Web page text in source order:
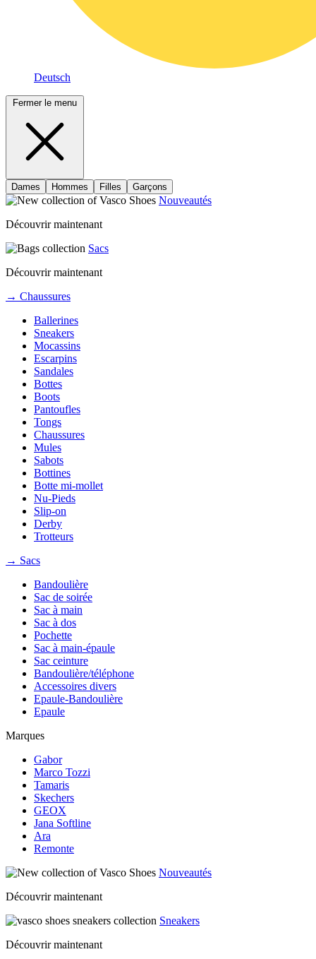
Deutsch
Fermer le menu
Dames Hommes Filles Garçons
Nouveautés
Découvrir maintenant
Sacs
Découvrir maintenant
→ Chaussures
Ballerines
Sneakers
Mocassins
Escarpins
Sandales
Bottes
Boots
Pantoufles
Tongs
Chaussures
Mules
Sabots
Bottines
Botte mi-mollet
Nu-Pieds
Slip-on
Derby
Trotteurs
→ Sacs
Bandoulière
Sac de soirée
Sac à main
Sac à dos
Pochette
Sac à main-épaule
Sac ceinture
Bandoulière/téléphone
Accessoires divers
Epaule-Bandoulière
Epaule
Marques
Gabor
Marco Tozzi
Tamaris
Skechers
GEOX
Jana Softline
Ara
Remonte
Nouveautés
Découvrir maintenant
Sneakers
Découvrir maintenant